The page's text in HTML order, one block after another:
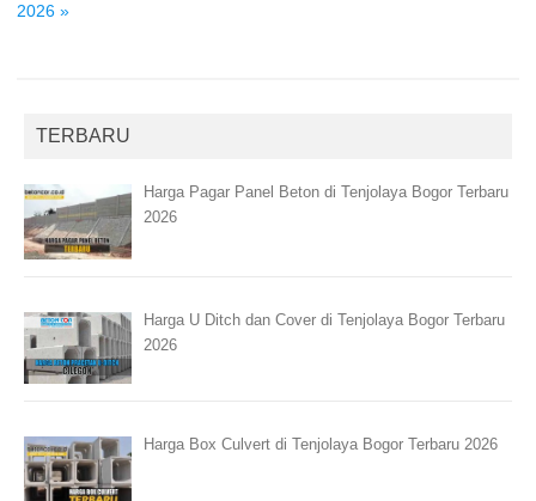
2026 »
TERBARU
Harga Pagar Panel Beton di Tenjolaya Bogor Terbaru
2026
Harga U Ditch dan Cover di Tenjolaya Bogor Terbaru
2026
Harga Box Culvert di Tenjolaya Bogor Terbaru 2026